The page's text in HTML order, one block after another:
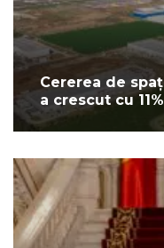
Cererea de
a crescut cu